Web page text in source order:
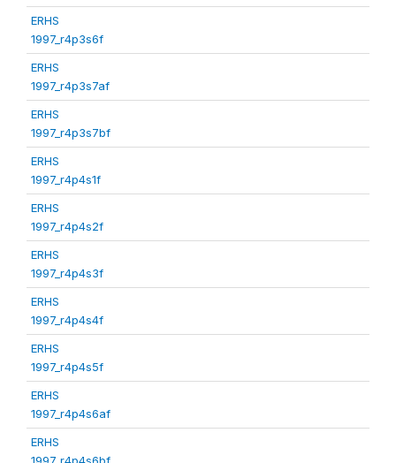
ERHS
1997_r4p3s6f
ERHS
1997_r4p3s7af
ERHS
1997_r4p3s7bf
ERHS
1997_r4p4s1f
ERHS
1997_r4p4s2f
ERHS
1997_r4p4s3f
ERHS
1997_r4p4s4f
ERHS
1997_r4p4s5f
ERHS
1997_r4p4s6af
ERHS
1997_r4p4s6bf